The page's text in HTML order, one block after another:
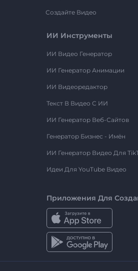
Создайте Видео
ИИ Инструменты
ИИ Видео Генератор
ИИ Генератор Анимации
ИИ Видеоредактор
Текст В Видео С ИИ
ИИ Генератор Веб-Сайтов
Генератор Бизнес - Имён
ИИ Генератор Видео Для
Идеи Для YouTube Видео
Приложения Для